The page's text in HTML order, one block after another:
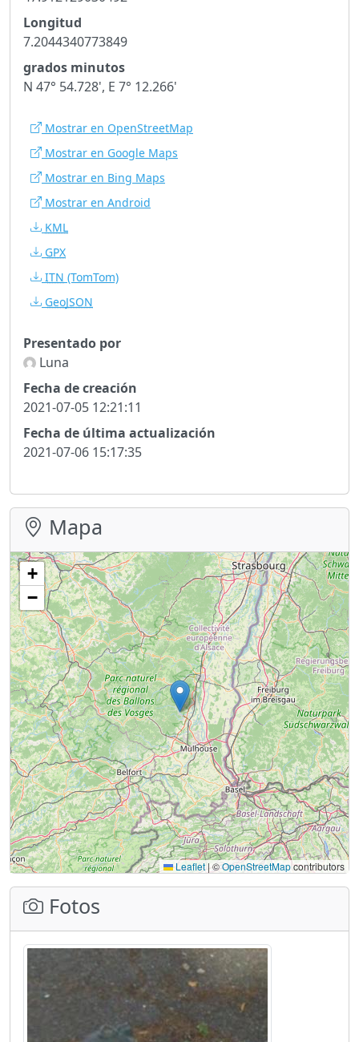
Longitud
7.2044340773849
grados minutos
N 47° 54.728', E 7° 12.266'
Mostrar en OpenStreetMap
Mostrar en Google Maps
Mostrar en Bing Maps
Mostrar en Android
KML
GPX
ITN (TomTom)
GeoJSON
Presentado por
Luna
Fecha de creación
2021-07-05 12:21:11
Fecha de última actualización
2021-07-06 15:17:35
Mapa
+
−
Leaflet |©OpenStreetMapcontributors
Fotos